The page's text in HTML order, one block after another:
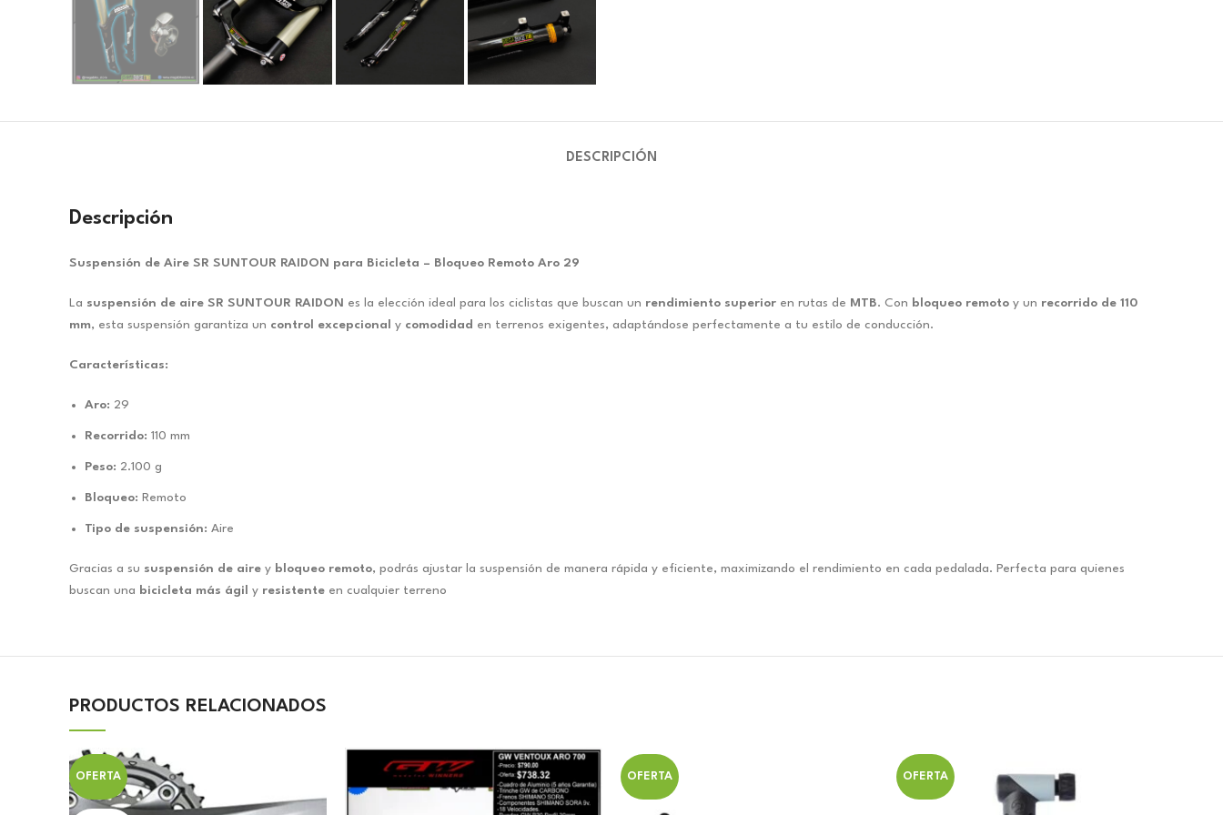
DESCRIPCIÓN
Descripción
Suspensión de Aire SR SUNTOUR RAIDON para Bicicleta – Bloqueo Remoto Aro 29
La suspensión de aire SR SUNTOUR RAIDON es la elección ideal para los ciclistas que buscan un rendimiento superior en rutas de MTB. Con bloqueo remoto y un recorrido de 110
mm, esta suspensión garantiza un control excepcional y comodidad en terrenos exigentes, adaptándose perfectamente a tu estilo de conducción.
Características:
Aro: 29
Recorrido: 110 mm
Peso: 2.100 g
Bloqueo: Remoto
Tipo de suspensión: Aire
Gracias a su suspensión de aire y bloqueo remoto, podrás ajustar la suspensión de manera rápida y eficiente, maximizando el rendimiento en cada pedalada. Perfecta para quienes
buscan una bicicleta más ágil y resistente en cualquier terreno
PRODUCTOS RELACIONADOS
OFERTA OFERTA OFERTA